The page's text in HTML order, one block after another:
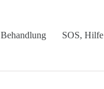
Behandlung SOS, Hilfe